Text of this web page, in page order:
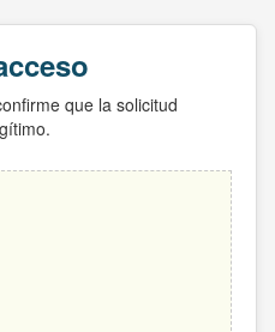
que la solicitud